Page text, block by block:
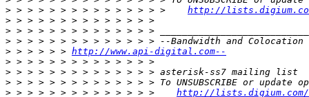
> > > > > > > > > > > > > > > http://
>
>
>
> > > > > > http://www.api-digital.com--
>
>
>
> > > > > > > > > > > > > > http://